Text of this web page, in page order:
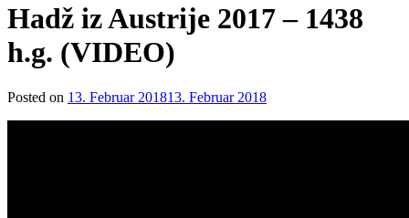
Hadž iz Austrije 2017 – 1438
h.g. (VIDEO)
Posted on 13. Februar 201813. Februar 2018